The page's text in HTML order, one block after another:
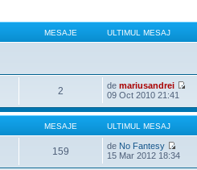
MESAJE ULTIMUL MESAJ
2 demariusandrei
09 Oct 2010 21:41
MESAJE ULTIMUL MESAJ
159 de No Fantesy
15 Mar 2012 18:34